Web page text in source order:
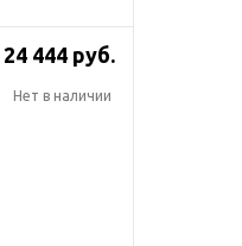
24 444 руб.
Нет в наличии